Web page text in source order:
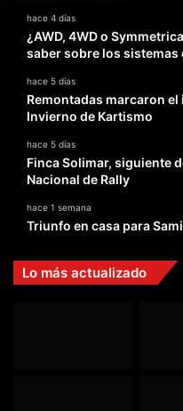
hace 4 días
¿AWD, 4WD o
saber sobre los
hace 5 días
Remontadas marcaron
Invierno de Kartismo
hace 5 días
Finca Solimar, siguiente
Nacional de Rally
hace 1 semana
Triunfo en casa para
Lo más actualizado